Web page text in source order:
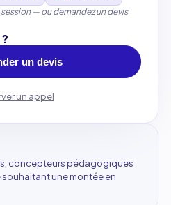
— ou demandez un devis
un devis
un appel
concepteurs pédagogiques
une montée en